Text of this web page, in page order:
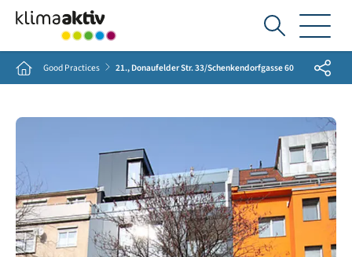
Ich
suche...
Home Good Practices 21., Donaufelder Str. 33/Schenkendorfgasse 60 Share